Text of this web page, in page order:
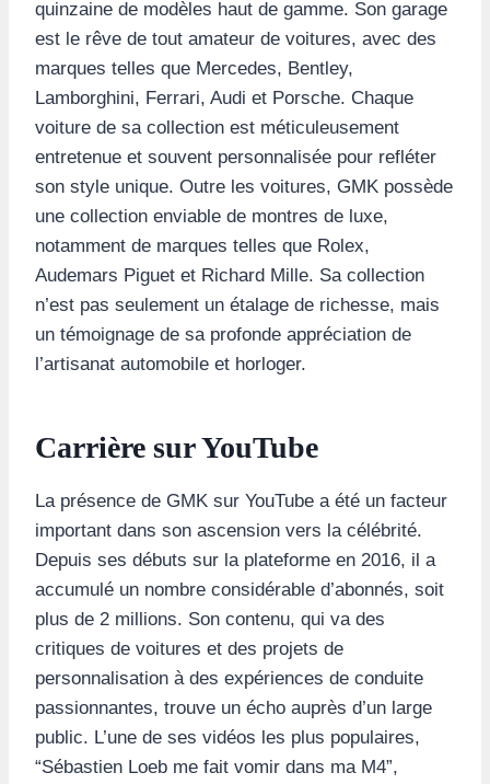
quinzaine de modèles haut de gamme. Son garage
est le rêve de tout amateur de voitures, avec des
marques telles que Mercedes, Bentley,
Lamborghini, Ferrari, Audi et Porsche. Chaque
voiture de sa collection est méticuleusement
entretenue et souvent personnalisée pour refléter
son style unique. Outre les voitures, GMK possède
une collection enviable de montres de luxe,
notamment de marques telles que Rolex,
Audemars Piguet et Richard Mille. Sa collection
n’est pas seulement un étalage de richesse, mais
un témoignage de sa profonde appréciation de
l’artisanat automobile et horloger.
Carrière sur YouTube
La présence de GMK sur YouTube a été un facteur
important dans son ascension vers la célébrité.
Depuis ses débuts sur la plateforme en 2016, il a
accumulé un nombre considérable d’abonnés, soit
plus de 2 millions. Son contenu, qui va des
critiques de voitures et des projets de
personnalisation à des expériences de conduite
passionnantes, trouve un écho auprès d’un large
public. L’une de ses vidéos les plus populaires,
“Sébastien Loeb me fait vomir dans ma M4”,